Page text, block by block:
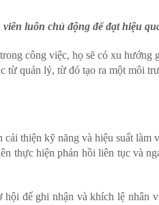
luôn chủ động để đạt hiệu
công việc, họ sẽ có xu hướng
từ quản lý, từ đó tạo ra một môi
thiện kỹ năng và hiệu suất làm
thực hiện phản hồi liên tục và
để ghi nhận và khích lệ nhân